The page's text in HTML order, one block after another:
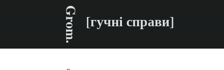
Grom. [гучні справи]